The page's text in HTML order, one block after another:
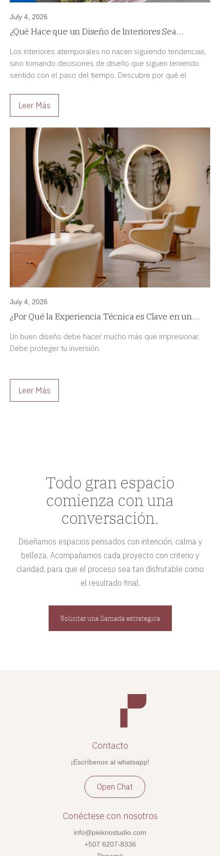
July 4, 2026
¿Qué Hace que un Diseño de Interiores Sea
Los interiores atemporales no nacen siguiendo tendencias,
sino tomando decisiones de diseño que siguen teniendo
sentido con el paso del tiempo. Descubre por qué el
Leer Más
July 4, 2026
¿Por Qué la Experiencia Técnica es Clave en un
Un buen diseño debe hacer mucho más que impresionar.
Debe proteger tu inversión.
Leer Más
Todo gran espacio
comienza con una
conversación.
Diseñamos espacios pensados con intención, calma y
belleza. Acompañamos cada proyecto con criterio y
claridad, para que el proceso sea tan disfrutable como
el resultado final.
Solicitar una llamada estratégica
Contacto
¡Escríbenos al whatsapp!
Open Chat
Conéctese con nosotros
info@pieknostudio.com
+507 6207-8336